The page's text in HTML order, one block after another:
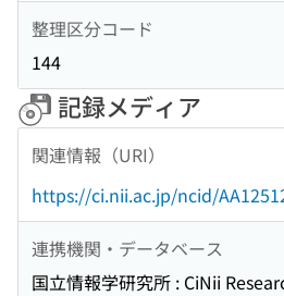
整理区分コード
144
記録メディア
関連情報（URI）
https://ci.nii.ac.jp/ncid/
連携機関・データベース
国立情報学研究所 : CiNii